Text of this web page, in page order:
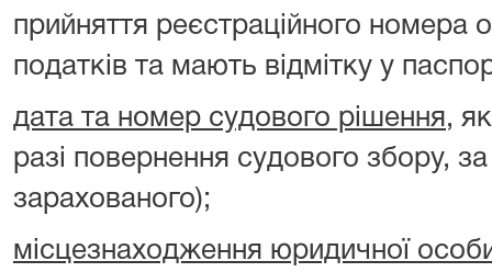
прийняття реєстраційного номера
податків та мають відмітку у
дата та номер судового рішення,
разі повернення судового збору,
зарахованого);
місцезнаходження юридичної